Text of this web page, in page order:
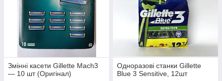
Змінні касети Gillette Mach3
— 10 шт (Оригінал)
Одноразові станки Gillette
Blue 3 Sensitive, 12шт